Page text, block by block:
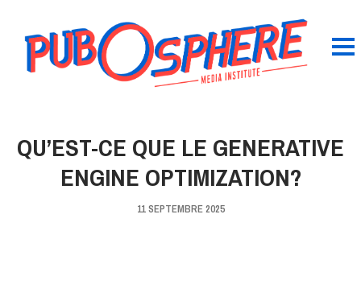
QU’EST-CE QUE LE GENERATIVE
ENGINE OPTIMIZATION?
11 SEPTEMBRE 2025